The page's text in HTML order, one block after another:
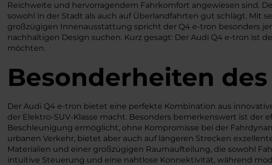
Reichweite und hervorragendem Fahrkomfort angewiesen sind.
sowohl in der Stadt als auch auf Überlandfahrten gut schlägt. Mit
großzügigen Innenausstattung spricht der Q4 e-tron besonders
nachhaltigen Design suchen. Kurz gesagt: Der Audi Q4 e-tron ist
möchten.
Besonderheiten des
Der Audi Q4 e-tron bietet eine perfekte Kombination aus
der Elektro-SUV-Klasse macht. Besonders bemerkenswert ist
Beschleunigung ermöglicht, ohne Kompromisse bei der
urbanen Verkehr, bietet aber auch auf längeren Strecken
Materialien und einer großzügigen Raumaufteilung, die sowohl
intuitive Steuerung und eine nahtlose Konnektivität, während